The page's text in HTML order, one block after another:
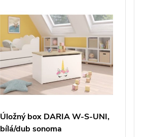
Úložný box DARIA W-S-UNI,
bílá/dub sonoma